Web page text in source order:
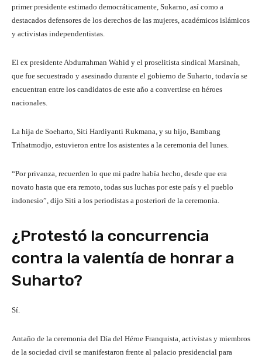
primer presidente estimado democráticamente, Sukarno, así como a
destacados defensores de los derechos de las mujeres, académicos islámicos
y activistas independentistas.
El ex presidente Abdurrahman Wahid y el proselitista sindical Marsinah,
que fue secuestrado y asesinado durante el gobierno de Suharto, todavía se
encuentran entre los candidatos de este año a convertirse en héroes
nacionales.
La hija de Soeharto, Siti Hardiyanti Rukmana, y su hijo, Bambang
Trihatmodjo, estuvieron entre los asistentes a la ceremonia del lunes.
“Por privanza, recuerden lo que mi padre había hecho, desde que era
novato hasta que era remoto, todas sus luchas por este país y el pueblo
indonesio”, dijo Siti a los periodistas a posteriori de la ceremonia.
¿Protestó la concurrencia
contra la valentía de honrar a
Suharto?
Sí.
Antaño de la ceremonia del Día del Héroe Franquista, activistas y miembros
de la sociedad civil se manifestaron frente al palacio presidencial para